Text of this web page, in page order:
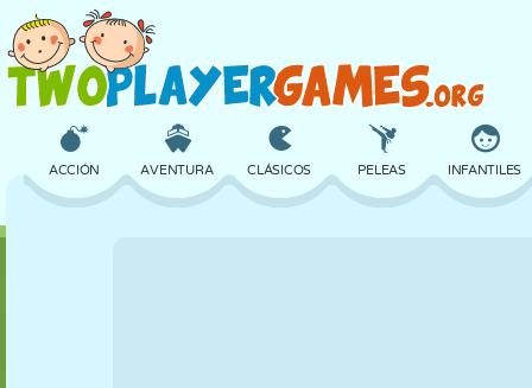
ACCIÓN AVENTURA CLÁSICOS PELEAS INFANTILES